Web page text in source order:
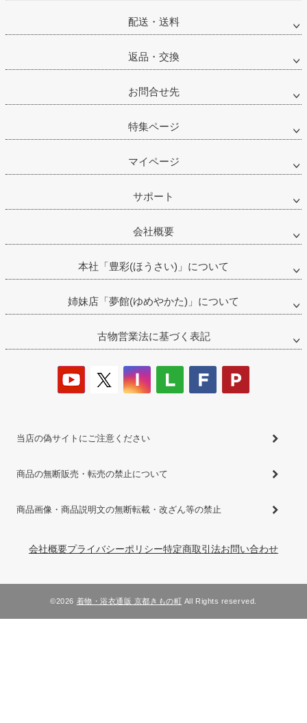
配送・送料
返品・交換
お問合せ先
特集ページ
マイページ
サポート
会社概要
本社「豊彩(ほうさい)」について
姉妹店「夢館(ゆめやかた)」について
古物営業法に基づく表記
当店の偽サイトにご注意ください
商品の無断販売・転売の禁止について
商品画像・商品説明文の無断転載・改ざん等の禁止
会社概要プライバシーポリシー特定商取引法お問い合わせ
©2026 着物・浴衣通販 京都きもの町 All Rights reserved.